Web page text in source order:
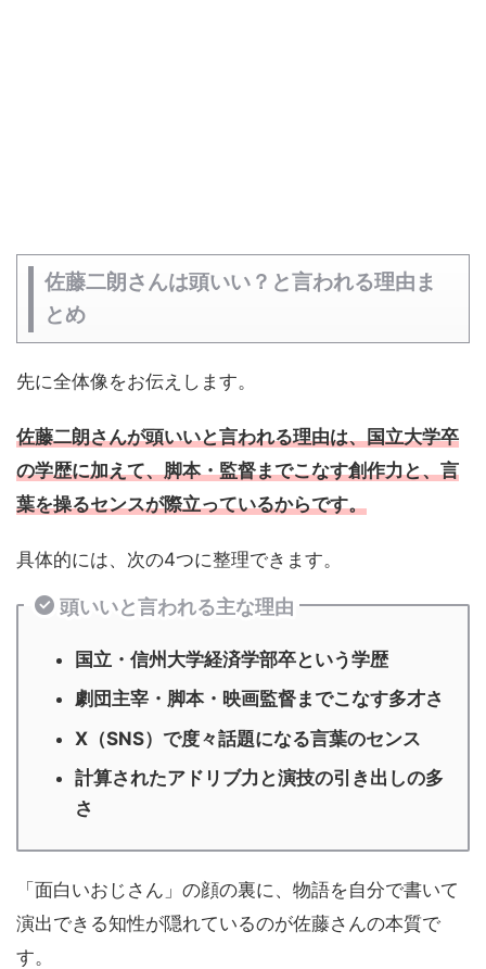
佐藤二朗さんは頭いい？と言われる理由ま
とめ
先に全体像をお伝えします。
佐藤二朗さんが頭いいと言われる理由は、国立大学卒
の学歴に加えて、脚本・監督までこなす創作力と、言
葉を操るセンスが際立っているからです。
具体的には、次の4つに整理できます。
頭いいと言われる主な理由
国立・信州大学経済学部卒という学歴
劇団主宰・脚本・映画監督までこなす多才さ
X（SNS）で度々話題になる言葉のセンス
計算されたアドリブ力と演技の引き出しの多
さ
「面白いおじさん」の顔の裏に、物語を自分で書いて
演出できる知性が隠れているのが佐藤さんの本質で
す。